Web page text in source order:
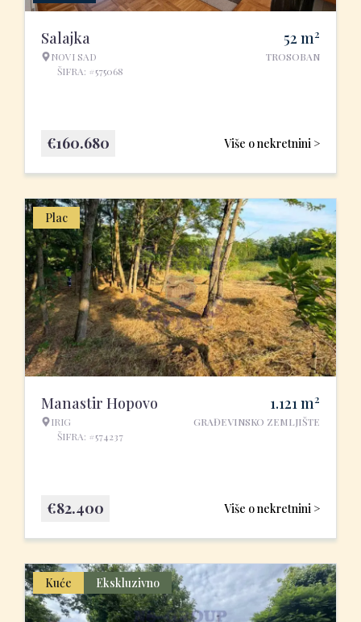
Salajka
NOVI SAD
ŠIFRA: #575068
52 m2
TROSOBAN
Više o nekretnini >
€160.680
Plac
Manastir Hopovo
IRIG
ŠIFRA: #574237
1.121m2
GRAĐEVINSKO ZEMLJIŠTE
Više o nekretnini >
€82.400
Kuće Ekskluzivno